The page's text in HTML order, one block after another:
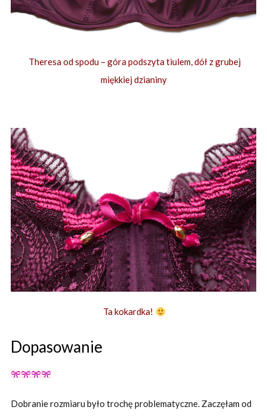
Theresa od spodu – góra podszyta tiulem, dół z grubej
miękkiej dzianiny
Ta kokardka!
Dopasowanie
Dobranie rozmiaru było trochę problematyczne. Zaczęłam od